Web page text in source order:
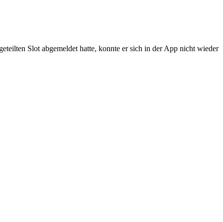
Slot abgemeldet hatte, konnte er sich in der App nicht wieder